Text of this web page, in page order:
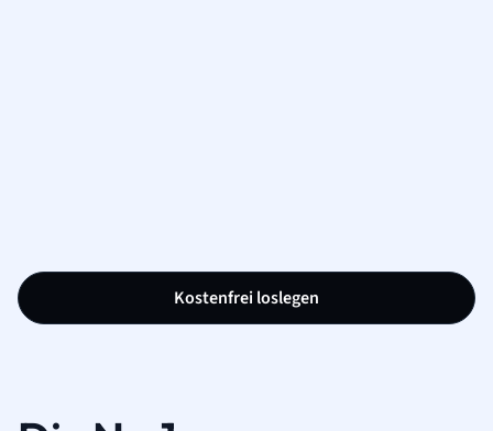
Kostenfrei loslegen